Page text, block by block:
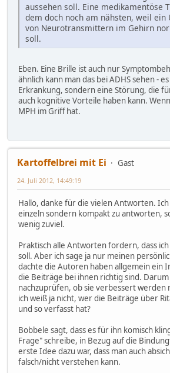
aussehen soll. Eine medikamentöse
dem doch noch am nähsten, weil ein
von Neurotransmittern im Gehirn
soll.
Eben. Eine Brille ist auch nur
ähnlich kann man das bei ADHS sehen -
Erkrankung, sondern eine Störung, die
auch kognitive Vorteile haben kann.
MPH im Griff hat.
Kartoffelbrei mit Ei
Gast
24. Juli 2012, 14:49:19
Hallo, danke für die vielen Antworten.
einzeln sondern kompakt zu antworten,
wenig zuviel.
Praktisch alle Antworten fordern, dass
soll. Aber ich sage ja nur meinen
dachte die Autoren haben allgemein ein
die Beiträge bei ihnen richtig sind.
nachzuprüfen, ob sie verbessert werden
ich weiß ja nicht, wer die Beiträge über
und so verfasst hat?
Bobbele sagt, dass es für ihn komisch
Frage" schreibe, in Bezug auf die
erste Idee dazu war, dass man auch
falsch/nicht verstehen kann.